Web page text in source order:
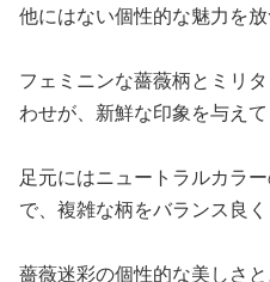
他にはない個性的な魅力を放
フェミニンな薔薇柄とミリ
わせが、新鮮な印象を与えて
足元にはニュートラルカラ
で、複雑な柄をバランス良
薔薇迷彩の個性的な美しさ